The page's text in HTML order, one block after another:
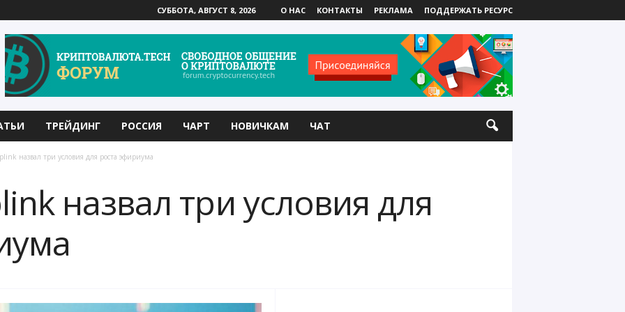
СУББОТА, АВГУСТ 8, 2026 О НАС КОНТАКТЫ РЕКЛАМА ПОДДЕРЖАТЬ РЕСУРС
ТРЕЙДИНГ РОССИЯ ЧАРТ НОВИЧКАМ ЧАТ
назвал три условия для роста эфириума
назвал три условия для